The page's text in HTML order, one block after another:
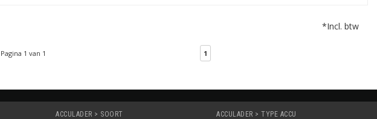
*Incl. btw
Pagina 1 van 1 1
ACCULADER > SOORT ACCULADER > TYPE ACCU